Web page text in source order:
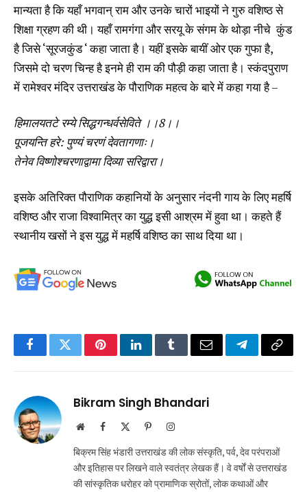
मान्यता है कि यहाँ भगवान् राम और उनके चारों भाइयों ने गुरु वशिष्ठ से
शिक्षा ग्रहण की थी। यहाँ रामगंगा और सरयू के संगम के थोड़ा नीचे कुंड
है जिसे ‘सूरजकुंड ‘ कहा जाता है। यहीं इसके बायीं ओर एक गुफा है,
जिसमे दो चरण चिन्ह है इनमे ही राम की पौड़ी कहा जाता है। स्कंदपुराण
में रामेश्वर मंदिर उत्तराखंड के पौराणिक महत्व के बारे में कहा गया है –
हिमालयतटे रम्ये सिद्धगन्धर्वसेविते ।।8।।
पूजयन्ति हरे: पुण्यं चरणं देवतागणाः।
तेनेव विष्णोश्चरणाद्वामा दिव्या सरिद्वारा।
इसके अतिरिक्त पौराणिक कहानियों के अनुसार नंदनी गाय के लिए महर्षि
वशिष्ठ और राजा विश्वामित्र का युद्ध इसी आश्रम में हुवा था। कहते हैं
स्थानीय खसों ने इस युद्ध में महर्षि वशिष्ठ का साथ दिया था।
FacebookTwitterPinterestLinkedInTumblrEmail TelegramCopy
Bikram Singh Bhandari
WebsiteFacebook PinterestInstagram
बिक्रम सिंह भंडारी उत्तराखंड की लोक संस्कृति, पर्व, देव परंपराओं
और इतिहास पर लिखने वाले स्वतंत्र लेखक हैं। वे वर्षों से उत्तराखंड
की सांस्कृतिक धरोहर को प्रामाणिक स्रोतों, लोक कथाओं और